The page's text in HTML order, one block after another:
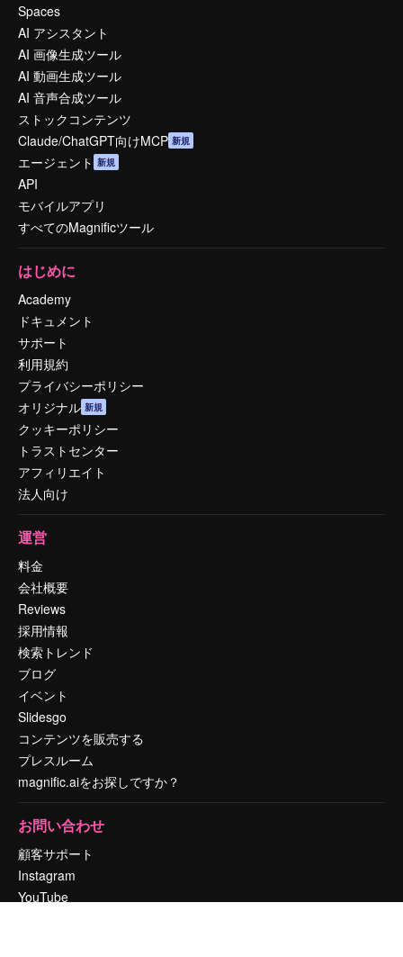
Spaces
AI アシスタント
AI 画像生成ツール
AI 動画生成ツール
AI 音声合成ツール
ストックコンテンツ
Claude/ChatGPT向けMCP 新規
エージェント 新規
API
モバイルアプリ
すべてのMagnificツール
はじめに
Academy
ドキュメント
サポート
利用規約
プライバシーポリシー
オリジナル 新規
クッキーポリシー
トラストセンター
アフィリエイト
法人向け
運営
料金
会社概要
Reviews
採用情報
検索トレンド
ブログ
イベント
Slidesgo
コンテンツを販売する
プレスルーム
magnific.aiをお探しですか？
お問い合わせ
顧客サポート
Instagram
YouTube